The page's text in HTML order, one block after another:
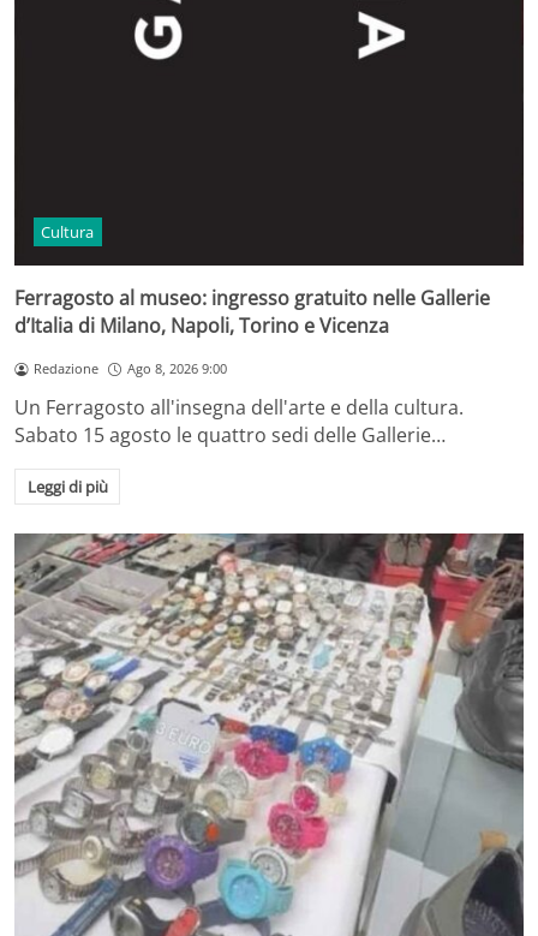
Cultura
Ferragosto al museo: ingresso gratuito nelle Gallerie
d’Italia di Milano, Napoli, Torino e Vicenza
Redazione Ago 8, 2026 9:00
Un Ferragosto all'insegna dell'arte e della cultura.
Sabato 15 agosto le quattro sedi delle Gallerie…
Leggi di più